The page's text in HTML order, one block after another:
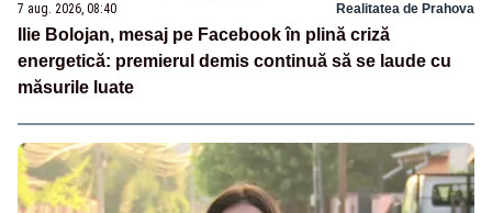
7 aug. 2026, 08:40 Realitatea de Prahova
Ilie Bolojan, mesaj pe Facebook în plină criză
energetică: premierul demis continuă să se laude cu
măsurile luate